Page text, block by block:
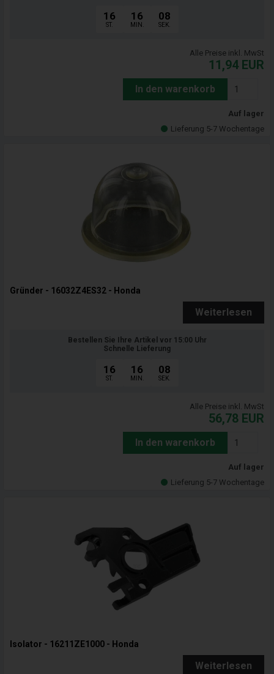
16
ST.
16
MIN.
07
SEK.
Alle Preise inkl. MwSt
11,94 EUR
In den warenkorb
Auf lager
Lieferung 5-7 Wochentage
Gründer - 16032Z4ES32 - Honda
Weiterlesen
Bestellen Sie Ihre Artikel vor 15:00 Uhr
Schnelle Lieferung
16
ST.
16
MIN.
07
SEK.
Alle Preise inkl. MwSt
56,78 EUR
In den warenkorb
Auf lager
Lieferung 5-7 Wochentage
Isolator - 16211ZE1000 - Honda
Weiterlesen